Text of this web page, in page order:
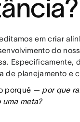
em criar
do
Especificamente,
de planejamento e
porquê — por que
meta?